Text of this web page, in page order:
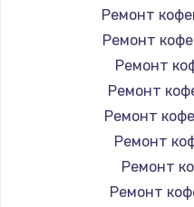
Ремонт
Ремонт
Ремонт
Ремонт
Ремонт
Ремонт
Ремонт
Ремонт